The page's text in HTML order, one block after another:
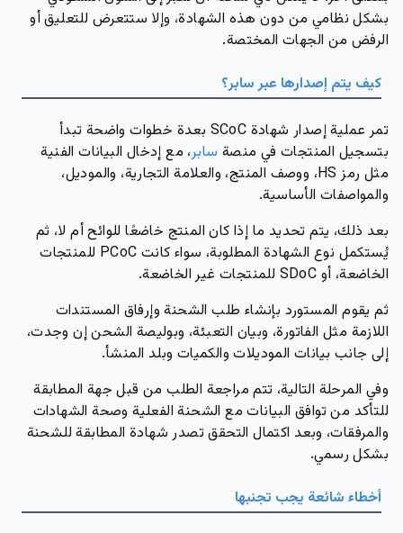
بشكل نظامي من دون هذه الشهادة، وإلا ستتعرض للتعليق أو
الرفض من الجهات المختصة.
كيف يتم إصدارها عبر سابر؟
تمر عملية إصدار شهادة SCoC بعدة خطوات واضحة تبدأ
بتسجيل المنتجات في منصة سابر، مع إدخال البيانات الفنية
مثل رمز HS، ووصف المنتج، والعلامة التجارية، والموديل،
والمواصفات الأساسية.
بعد ذلك، يتم تحديد ما إذا كان المنتج خاضعًا للوائح أم لا، ثم
يُستكمل نوع الشهادة المطلوبة، سواء كانت PCoC للمنتجات
الخاضعة، أو SDoC للمنتجات غير الخاضعة.
ثم يقوم المستورد بإنشاء طلب الشحنة وإرفاق المستندات
اللازمة مثل الفاتورة، وبيان التعبئة، وبوليصة الشحن إن وجدت،
إلى جانب بيانات الموديلات والكميات وبلد المنشأ.
وفي المرحلة التالية، تتم مراجعة الطلب من قبل جهة المطابقة
للتأكد من توافق البيانات مع الشحنة الفعلية وصحة الشهادات
والمرفقات، وبعد اكتمال التحقق تصدر شهادة المطابقة للشحنة
بشكل رسمي.
أخطاء شائعة يجب تجنبها